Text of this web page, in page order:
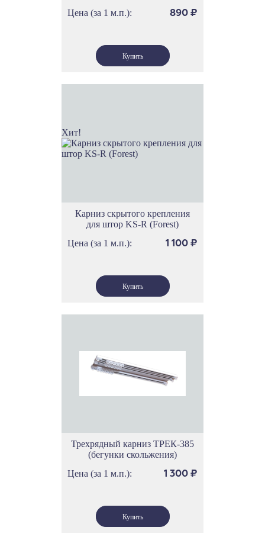
Цена (за 1 м.п.):
890 ₽
Хит!
Карниз скрытого крепления
для штор KS-R (Forest)
Цена (за 1 м.п.):
1 100 ₽
Трехрядный карниз ТРЕК-385
(бегунки скольжения)
Цена (за 1 м.п.):
1 300 ₽